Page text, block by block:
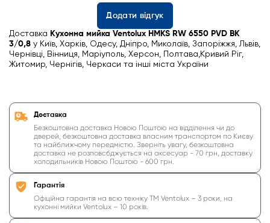
Додати відгук
Доставка Кухонна мийка Ventolux HMKS RW 6550 PVD BK
3/0,8 у Київ, Харків, Одесу, Дніпро, Миколаїв, Запоріжжя, Львів,
Чернівці, Вінниця, Маріуполь, Херсон, Полтава,Кривий Ріг,
Житомир, Чернігів, Черкаси та інші міста України
Доставка
Безкоштовна доставка Новою Поштою на відділення чи до
дверей, безкоштовна доставка власним транспортом по Києву
та найближчому передмістю. Зверніть увагу, безкоштовна
доставка не розповсбджується на аксесуар - 70 грн, доставку
холодильників Новою Поштою - 600 грн.
Гарантія
Офіційна гарантія на всю техніку ТМ Ventolux – 3 роки, на
кухонні мийки Ventolux – 10 років.